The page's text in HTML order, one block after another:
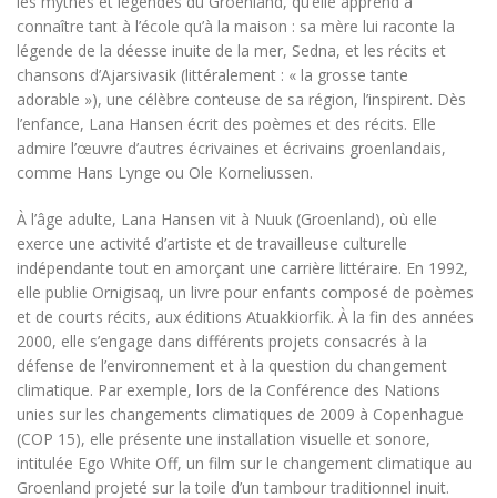
connaître tant à l’école qu’à la maison : sa mère lui raconte la
légende de la déesse inuite de la mer, Sedna, et les récits et
chansons d’Ajarsivasik (littéralement : « la grosse tante
adorable »), une célèbre conteuse de sa région, l’inspirent. Dès
l’enfance, Lana Hansen écrit des poèmes et des récits. Elle
admire l’œuvre d’autres écrivaines et écrivains groenlandais,
comme Hans Lynge ou Ole Korneliussen.
À l’âge adulte, Lana Hansen vit à Nuuk (Groenland), où elle
exerce une activité d’artiste et de travailleuse culturelle
indépendante tout en amorçant une carrière littéraire. En 1992,
elle publie Ornigisaq, un livre pour enfants composé de poèmes
et de courts récits, aux éditions Atuakkiorfik. À la fin des années
2000, elle s’engage dans différents projets consacrés à la
défense de l’environnement et à la question du changement
climatique. Par exemple, lors de la Conférence des Nations
unies sur les changements climatiques de 2009 à Copenhague
(COP 15), elle présente une installation visuelle et sonore,
intitulée Ego White Off, un film sur le changement climatique au
Groenland projeté sur la toile d’un tambour traditionnel inuit.